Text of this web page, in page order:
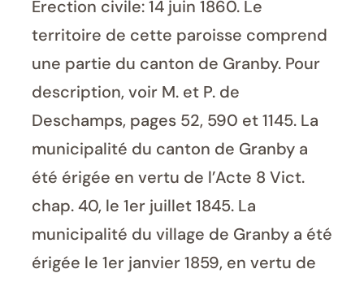
Érection civile: 14 juin 1860. Le
territoire de cette paroisse comprend
une partie du canton de Granby. Pour
description, voir M. et P. de
Deschamps, pages 52, 590 et 1145. La
municipalité du canton de Granby a
été érigée en vertu de l’Acte 8 Vict.
chap. 40, le 1er juillet 1845. La
municipalité du village de Granby a été
érigée le 1er janvier 1859, en vertu de